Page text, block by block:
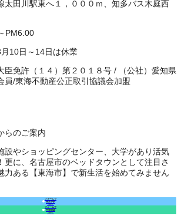
太田川駅東へ１，０００ｍ、知多バス木庭西
PM6:00
10日～14日は休業
臣免許（１４）第２０１８号 /
（公社）愛知県
員/東海不動産公正取引協議会加盟
らのご案内
設やショッピングセンター、大学があり活気
更に、名古屋市のベッドタウンとして注目さ
力ある【東海市】で新生活を始めてみません
フォームで
来店予約
（無料）
フォームで
空室確認
（無料）